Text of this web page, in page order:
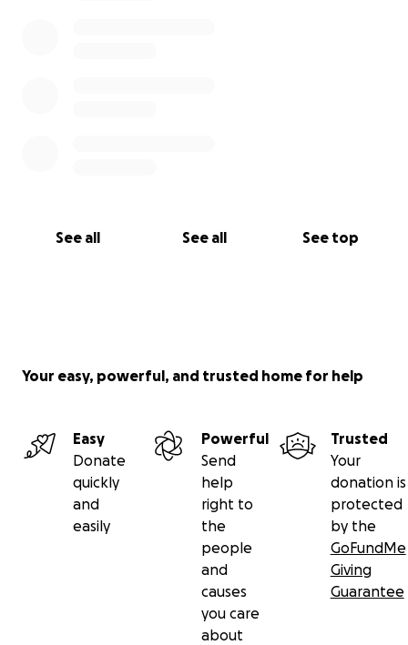
See all See all See top
Your easy, powerful, and trusted home for help
Easy
Donate
quickly
and
easily
Powerful
Send
help
right to
the
people
and
causes
you care
about
Trusted
Your
donation is
protected
by the
GoFundMe
Giving
Guarantee